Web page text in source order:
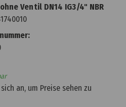
Ventil DN14 IG3/4" NBR
an, um Preise sehen zu